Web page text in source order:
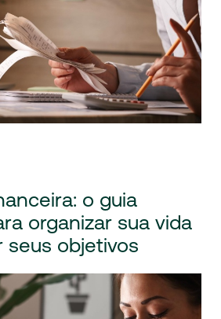
o guia
organizar sua vida
seus objetivos